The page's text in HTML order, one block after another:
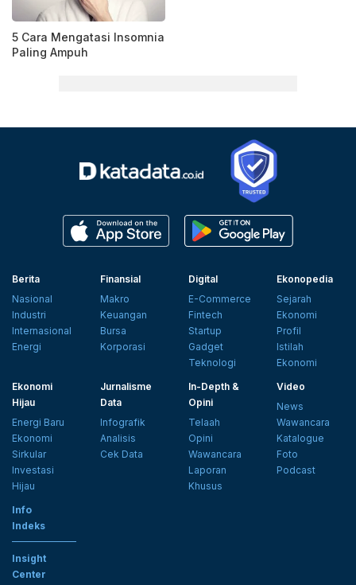
5 Cara Mengatasi Insomnia
Paling Ampuh
Berita
Nasional
Industri
Internasional
Energi
Finansial
Makro
Keuangan
Bursa
Korporasi
Digital
E-Commerce
Fintech
Startup
Gadget
Teknologi
Ekonopedia
Sejarah
Ekonomi
Profil
Istilah
Ekonomi
Ekonomi
Hijau
Energi Baru
Ekonomi
Sirkular
Investasi
Hijau
Jurnalisme
Data
Infografik
Analisis
Cek Data
In-Depth &
Opini
Telaah
Opini
Wawancara
Laporan
Khusus
Video
News
Wawancara
Katalogue
Foto
Podcast
Info
Indeks
Insight
Center